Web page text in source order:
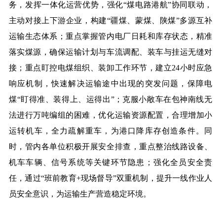
务，发挥一体化运营优势，强化“煤电路港航”协同联动，
主动对接上下游企业，构建“疆煤、蒙煤、陕煤”多源互补
运输生态体系；重点掌握管内电厂日耗和库存状态，精准
落实煤源，确保运输计划与车流调配、装车与挂运无缝对
接；重点盯控电煤组织、装卸工作环节，建立24小时应急
响应机制，快速解决运输途中出现的突发问题，保障电
煤“盯得准、装得上、运得出”；克服小敞车在包神南线无
法进行万吨编组的困难，优化运输资源配置，合理增加小
运转机车，全力疏解重车，为港口降库存创造条件。同
时，管内各单位积极开展安全排查，重点整治线路设备、
机车车辆、信号系统等关键环节隐患；强化全员安全责
任，通过“班前教育+现场督导”双重机制，提升一线作业人
员安全意识，为运输生产营造稳定环境。